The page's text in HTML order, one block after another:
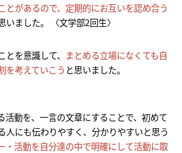
とがあるので、定期的にお互いを認め合う
いました。 〈文学部2回生〉
を意識して、 まとめる立場になくても自
を考えていこう と思いました。
活動を、一言の文章にすることで、初めて
人にも伝わりやすく、分かりやすいと思う
・活動を自分達の中で明確にして活動に取